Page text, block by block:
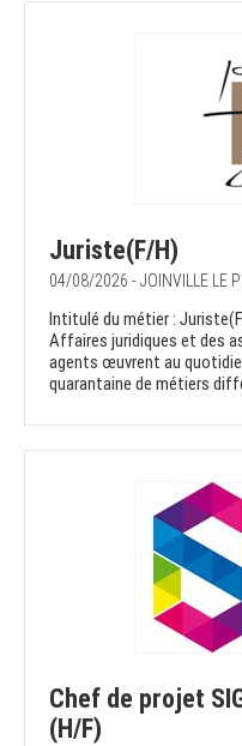
Juriste(F/H)
04/08/2026 - JOINVILLE LE
Intitulé du métier :
Affaires juridiques et des
agents œuvrent au
quarantaine de métiers
Chef de projet
(H/F)